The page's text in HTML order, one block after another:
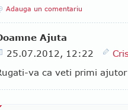
Adauga un comentariu
Ajuta
25.07.2012, 12:22
va ca veti primi ajutor